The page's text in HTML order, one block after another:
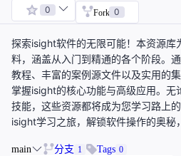
0 Fork 0
探索isight软件的无限可能！本资源库
料，涵盖从入门到精通的各个阶段。
教程、丰富的案例源文件以及实用的
掌握isight的核心功能与高级应用。无
技能，这些资源都将成为您学习路上
isight学习之旅，解锁软件操作的奥秘
main 分支 1 Tags 0